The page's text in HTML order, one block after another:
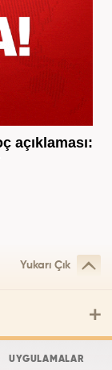
açıklaması:
Yukarı Çık
UYGULAMALAR